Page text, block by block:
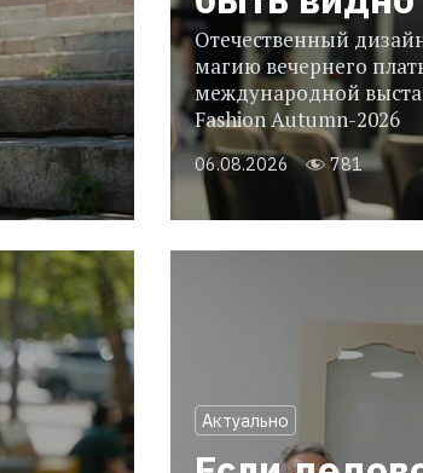
Отечественный
магию вечернего
международной
Fashion Autumn-2026
06.08.2026 781
Актуально